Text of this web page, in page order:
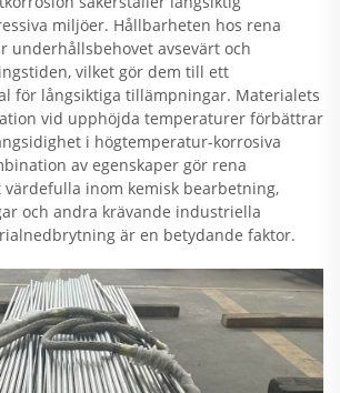
miljöer. Hållbarheten hos rena
underhållsbehovet avsevärt och
vilket gör dem till ett
för långsiktiga tillämpningar. Materialets
vid upphöjda temperaturer förbättrar
i högtemperatur-korrosiva
av egenskaper gör rena
inom kemisk bearbetning,
och andra krävande industriella
är en betydande faktor.